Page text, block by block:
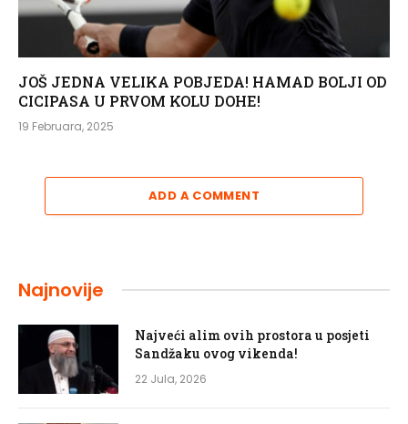
JOŠ JEDNA VELIKA POBJEDA! HAMAD BOLJI OD
CICIPASA U PRVOM KOLU DOHE!
19 Februara, 2025
ADD A COMMENT
Najnovije
Najveći alim ovih prostora u posjeti
Sandžaku ovog vikenda!
22 Jula, 2026